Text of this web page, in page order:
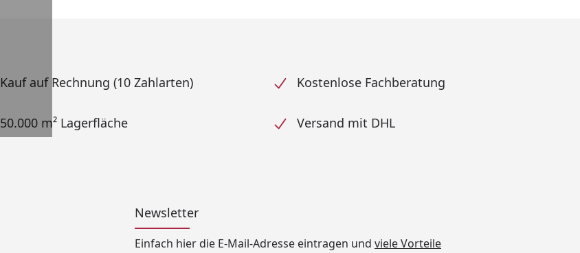
Kauf auf Rechnung (10 Zahlarten) Kostenlose Fachberatung
50.000 m² Lagerfläche Versand mit DHL
Newsletter
Einfach hier die E-Mail-Adresse eintragen und viele Vorteile